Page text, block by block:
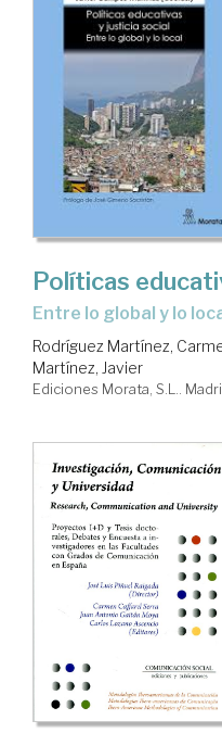
Políticas
entre lo global y lo
Rodríguez Martínez,
Martínez, Javier
Ediciones Morata, S.L..